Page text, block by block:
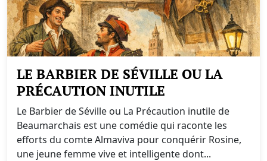
LE BARBIER DE SÉVILLE OU LA
PRÉCAUTION INUTILE
Le Barbier de Séville ou La Précaution inutile de
Beaumarchais est une comédie qui raconte les
efforts du comte Almaviva pour conquérir Rosine,
une jeune femme vive et intelligente dont...